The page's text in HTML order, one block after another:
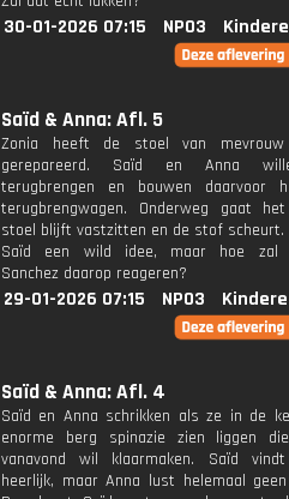
30-01-2026 07:15 NPO3
Saïd & Anna: Afl. 5
Zonia heeft de stoel van mevrouw
gerepareerd. Saïd en Anna
terugbrengen en bouwen daarvoor
terugbrengwagen. Onderweg gaat
stoel blijft vastzitten en de stof scheurt.
Saïd een wild idee, maar hoe zal
Sanchez daarop reageren?
29-01-2026 07:15 NPO3
Saïd & Anna: Afl. 4
Saïd en Anna schrikken als ze in de
enorme berg spinazie zien liggen
vanavond wil klaarmaken. Saïd
heerlijk, maar Anna lust helemaal